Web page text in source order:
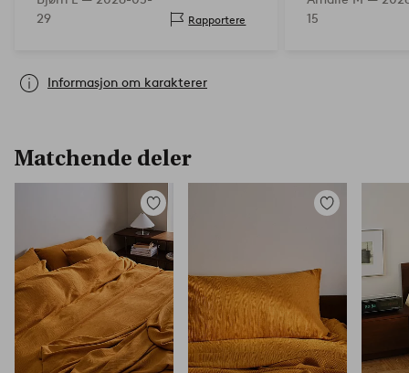
29
Rapportere
15
Informasjon om karakterer
Matchende deler
Legg
til
favoritter
Legg
favoritter